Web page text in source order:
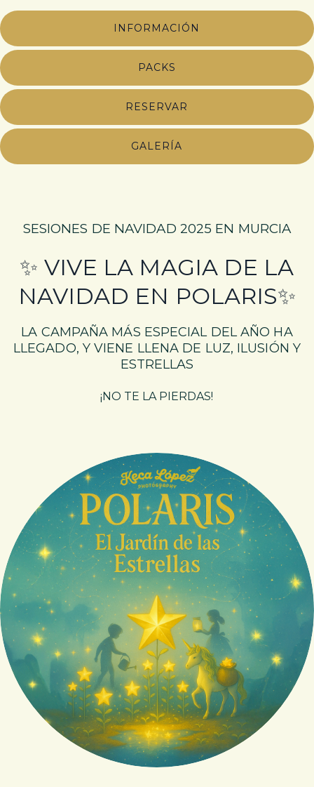
INFORMACIÓN
PACKS
RESERVAR
GALERÍA
SESIONES DE NAVIDAD 2025 EN MURCIA
✨ VIVE LA MAGIA DE LA
NAVIDAD EN POLARIS✨
LA CAMPAÑA MÁS ESPECIAL DEL AÑO HA
LLEGADO, Y VIENE LLENA DE LUZ, ILUSIÓN Y
ESTRELLAS
¡NO TE LA PIERDAS!